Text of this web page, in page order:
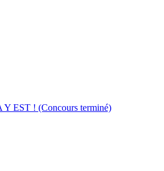
EST ! (Concours terminé)